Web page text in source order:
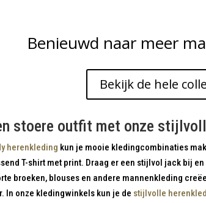
Benieuwd naar meer
Bekijk de hele
stoere outfit met onze
herenkleding kun je mooie kledingcombinaties
T-shirt met print. Draag er een stijlvol jack bij
broeken, blouses en andere mannenkleding
In onze kledingwinkels kun je de stijlvolle